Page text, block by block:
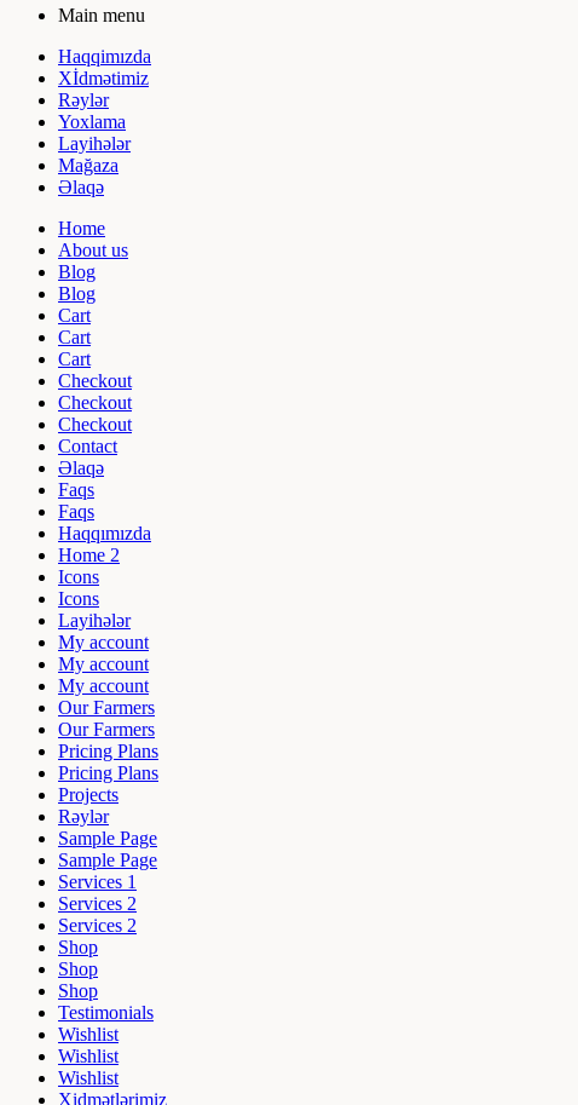
Main menu
Haqqimızda
Xİdmətimiz
Rəylər
Yoxlama
Layihələr
Mağaza
Əlaqə
Home
About us
Blog
Blog
Cart
Cart
Cart
Checkout
Checkout
Checkout
Contact
Əlaqə
Faqs
Faqs
Haqqımızda
Home 2
Icons
Icons
Layihələr
My account
My account
My account
Our Farmers
Our Farmers
Pricing Plans
Pricing Plans
Projects
Rəylər
Sample Page
Sample Page
Services 1
Services 2
Services 2
Shop
Shop
Shop
Testimonials
Wishlist
Wishlist
Wishlist
Xidmətlərimiz